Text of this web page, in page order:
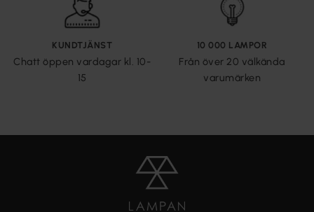
KUNDTJÄNST
Chatt öppen vardagar kl. 10-
15
10 000 LAMPOR
Från över 20 välkända
varumärken